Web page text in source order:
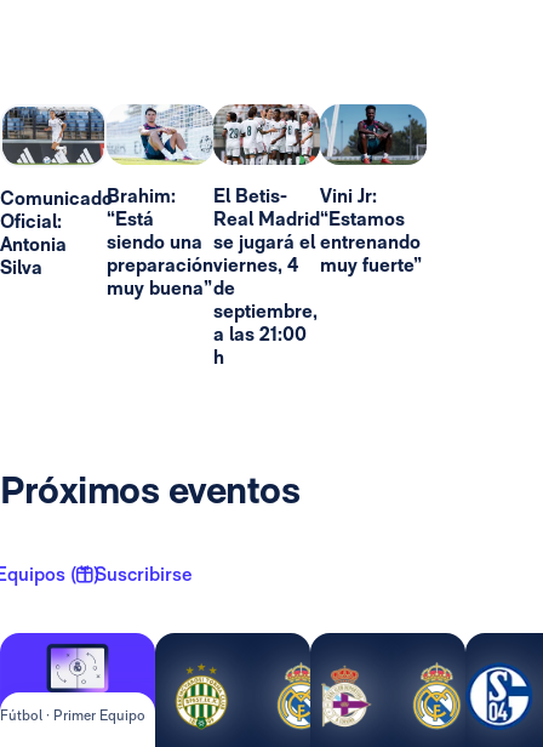
Comunicado
Oficial:
Antonia
Silva
Brahim:
“Está
siendo una
preparación
muy buena”
El Betis-
Real Madrid
se jugará el
viernes, 4
de
septiembre,
a las 21:00
h
Vini Jr:
“Estamos
entrenando
muy fuerte”
Próximos eventos
( 1 )Suscribirse
Fútbol · Primer Equipo